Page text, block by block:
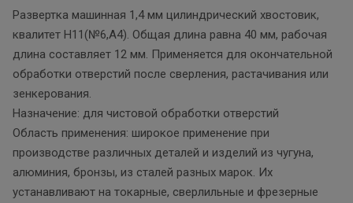
Развертка машинная 1,4 мм цилиндрический хвостовик,
квалитет Н11(№6,А4). Общая длина равна 40 мм, рабочая
длина составляет 12 мм. Применяется для окончательной
обработки отверстий после сверления, растачивания или
зенкерования.
Назначение: для чистовой обработки отверстий
Область применения: широкое применение при
производстве различных деталей и изделий из чугуна,
алюминия, бронзы, из сталей разных марок. Их
устанавливают на токарные, сверлильные и фрезерные